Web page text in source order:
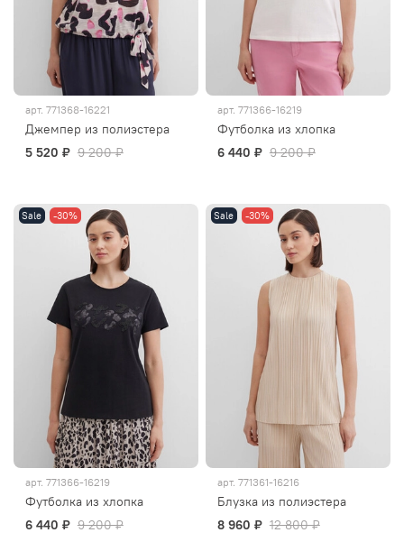
арт. 771368-16221
Джемпер из полиэстера
5 520 ₽ 9 200 ₽
арт. 771366-16219
Футболка из хлопка
6 440 ₽ 9 200 ₽
Sale -30%
арт. 771366-16219
Футболка из хлопка
6 440 ₽ 9 200 ₽
Sale -30%
арт. 771361-16216
Блузка из полиэстера
8 960 ₽ 12 800 ₽